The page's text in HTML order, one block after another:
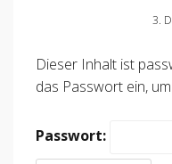
3.
Dieser Inhalt ist
das Passwort ein,
Passwort: